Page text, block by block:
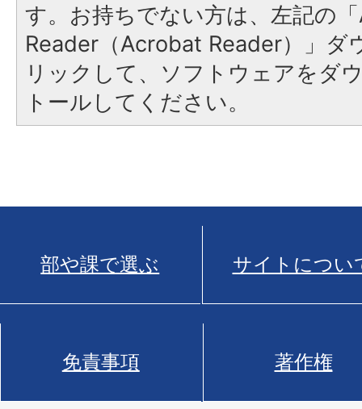
す。お持ちでない方は、左記の
Reader（Acrobat Reader）」ダ
リックして、ソフトウェアをダ
トールしてください。
部や課で選ぶ サイトについ
免責事項 著作権